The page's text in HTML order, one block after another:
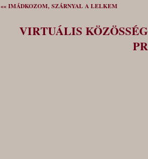
«« IMÁDKOZOM, SZÁRNYAL A LELKEM
VIRTUÁLIS KÖZÖSSÉG